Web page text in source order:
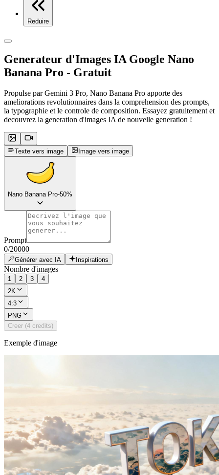
Reduire
Generateur d'Images IA Google Nano
Banana Pro - Gratuit
Propulse par Gemini 3 Pro, Nano Banana Pro apporte des
ameliorations revolutionnaires dans la comprehension des prompts,
la typographie et le controle de composition. Essayez gratuitement et
decouvrez la generation d'images IA de nouvelle generation !
Texte vers image Image vers image
Nano Banana Pro-50%
Prompt
0/20000
Générer avec IA Inspirations
Nombre d'images
1 2 3
4
2K
4:3
PNG
Creer (4 credits)
Exemple d'image